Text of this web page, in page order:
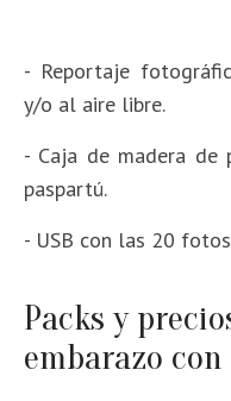
- Reportaje
y/o al aire libre.
- Caja de madera
paspartú.
- USB con las 20
Packs y
embarazo